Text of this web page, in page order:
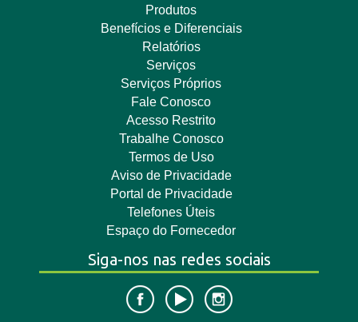
Produtos
Benefícios e Diferenciais
Relatórios
Serviços
Serviços Próprios
Fale Conosco
Acesso Restrito
Trabalhe Conosco
Termos de Uso
Aviso de Privacidade
Portal de Privacidade
Telefones Úteis
Espaço do Fornecedor
Siga-nos nas redes sociais